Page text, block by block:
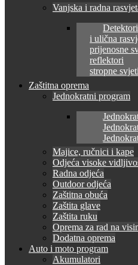
Vanjska i radna
i ulična
prijenosne
reflektori
stropne
Zaštitna oprema
Jednokratni program
Majice, ručnici i kape
Odjeća visoke
Radna odjeća
Outdoor odjeća
Zaštitna obuća
Zaštita glave
Zaštita ruku
Oprema za rad na
Dodatna oprema
Auto i moto program
Akumulatori